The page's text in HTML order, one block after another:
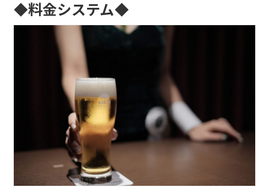
◆料金システム◆